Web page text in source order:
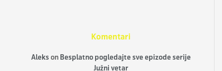
Komentari
Alekson Besplatno pogledajte sve epizode serije
Južni vetar